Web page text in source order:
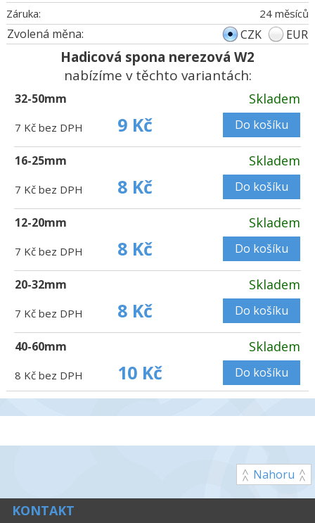
Záruka:
24 měsíců
Zvolená měna: CZK EUR
Hadicová spona nerezová W2
nabízíme v těchto variantách:
32-50mm Skladem
7 Kč bez DPH 9 Kč Do košíku
16-25mm Skladem
7 Kč bez DPH 8 Kč Do košíku
12-20mm Skladem
7 Kč bez DPH 8 Kč Do košíku
20-32mm Skladem
7 Kč bez DPH 8 Kč Do košíku
40-60mm Skladem
8 Kč bez DPH 10 Kč Do košíku
Nahoru
KONTAKT